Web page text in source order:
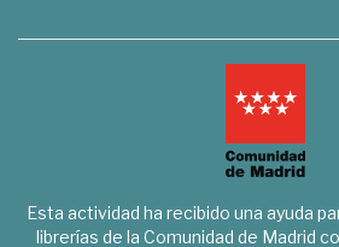
Esta actividad ha recibido una ayuda
librerías de la Comunidad de Madrid